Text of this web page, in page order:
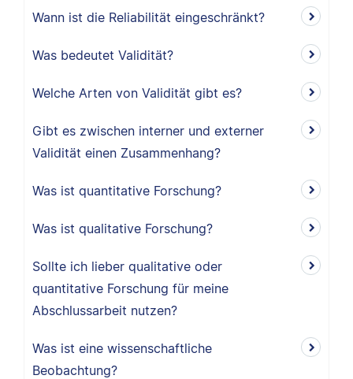
Wann ist die Reliabilität eingeschränkt?
Was bedeutet Validität?
Welche Arten von Validität gibt es?
Gibt es zwischen interner und externer
Validität einen Zusammenhang?
Was ist quantitative Forschung?
Was ist qualitative Forschung?
Sollte ich lieber qualitative oder
quantitative Forschung für meine
Abschlussarbeit nutzen?
Was ist eine wissenschaftliche
Beobachtung?